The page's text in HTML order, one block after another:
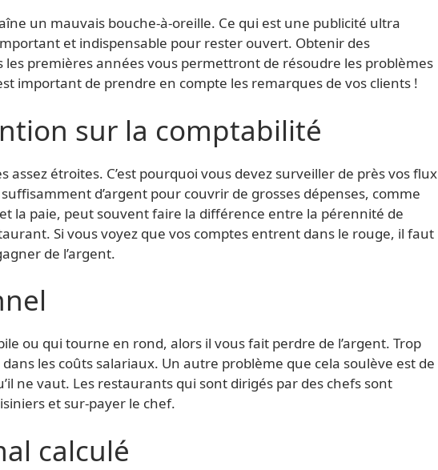
un mauvais bouche-à-oreille. Ce qui est une publicité ultra
et indispensable pour rester ouvert. Obtenir des
les premières années vous permettront de résoudre les problèmes
important de prendre en compte les remarques de vos clients !
sur la comptabilité
assez étroites. C’est pourquoi vous devez surveiller de près vos flux
suffisamment d’argent pour couvrir de grosses dépenses, comme
la paie, peut souvent faire la différence entre la pérennité de
Si vous voyez que vos comptes entrent dans le rouge, il faut
de l’argent.
ou qui tourne en rond, alors il vous fait perdre de l’argent. Trop
les coûts salariaux. Un autre problème que cela soulève est de
ne vaut. Les restaurants qui sont dirigés par des chefs sont
et sur-payer le chef.
calculé